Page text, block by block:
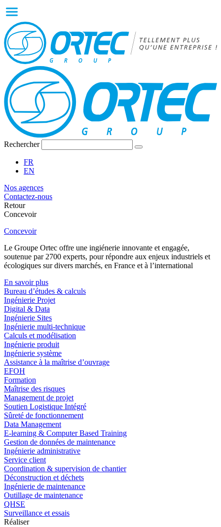
Rechercher
FR
EN
Nos agences
Contactez-nous
Retour
Concevoir
Concevoir
Le Groupe Ortec offre une ingiénerie innovante et engagée,
soutenue par 2700 experts, pour répondre aux enjeux industriels et
écologiques sur divers marchés, en France et à l’international
En savoir plus
Bureau d’études & calculs
Ingénierie Projet
Digital & Data
Ingénierie Sites
Ingénierie multi-technique
Calculs et modélisation
Ingénierie produit
Ingénierie système
Assistance à la maîtrise d’ouvrage
EFOH
Formation
Maîtrise des risques
Management de projet
Soutien Logistique Intégré
Sûreté de fonctionnement
Data Management
E-learning & Computer Based Training
Gestion de données de maintenance
Ingénierie administrative
Service client
Coordination & supervision de chantier
Déconstruction et déchets
Ingénierie de maintenance
Outillage de maintenance
QHSE
Surveillance et essais
Réaliser